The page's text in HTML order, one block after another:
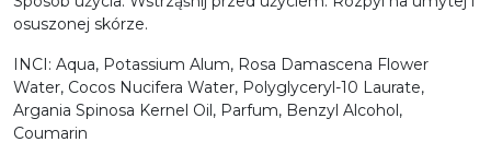
osuszonej skórze.
INCI: Aqua, Potassium Alum, Rosa Damascena Flower
Water, Cocos Nucifera Water, Polyglyceryl-10 Laurate,
Argania Spinosa Kernel Oil, Parfum, Benzyl Alcohol,
Coumarin